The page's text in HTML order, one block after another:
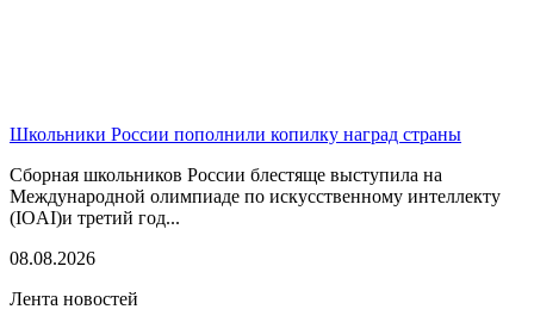
Школьники России пополнили копилку наград страны
Сборная школьников России блестяще выступила на
Международной олимпиаде по искусственному интеллекту
(IOAI)и третий год...
08.08.2026
Лента новостей